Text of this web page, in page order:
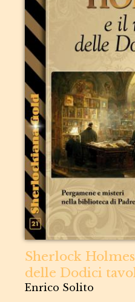
Sherlock
delle Dodici
Enrico Solito